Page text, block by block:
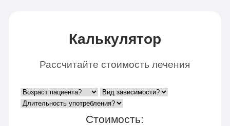
Калькулятор
Рассчитайте стоимость лечения
Стоимость: